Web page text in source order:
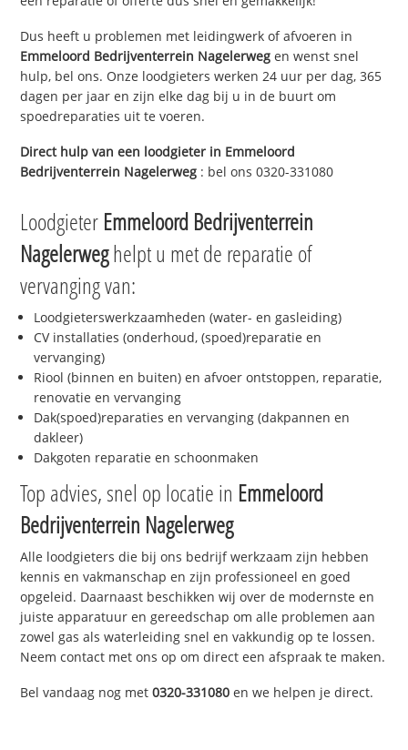
Dus heeft u problemen met leidingwerk of afvoeren in
Emmeloord Bedrijventerrein Nagelerwegen wenst snel
hulp, bel ons. Onze loodgieters werken 24 uur per dag, 365
dagen per jaar en zijn elke dag bij u in de buurt om
spoedreparaties uit te voeren.
Direct hulp van een loodgieter in Emmeloord
Bedrijventerrein Nagelerweg : bel ons 0320-331080
Loodgieter Emmeloord Bedrijventerrein
Nagelerweghelpt u met de reparatie of
vervanging van:
Loodgieterswerkzaamheden (water- en gasleiding)
CV installaties (onderhoud, (spoed)reparatie en
vervanging)
Riool (binnen en buiten) en afvoer ontstoppen, reparatie,
renovatie en vervanging
Dak(spoed)reparaties en vervanging (dakpannen en
dakleer)
Dakgoten reparatie en schoonmaken
Top advies, snel op locatie in Emmeloord
Bedrijventerrein Nagelerweg
Alle loodgieters die bij ons bedrijf werkzaam zijn hebben
kennis en vakmanschap en zijn professioneel en goed
opgeleid. Daarnaast beschikken wij over de modernste en
juiste apparatuur en gereedschap om alle problemen aan
zowel gas als waterleiding snel en vakkundig op te lossen.
Neem contact met ons op om direct een afspraak te maken.
Bel vandaag nog met0320-331080 en we helpen je direct.